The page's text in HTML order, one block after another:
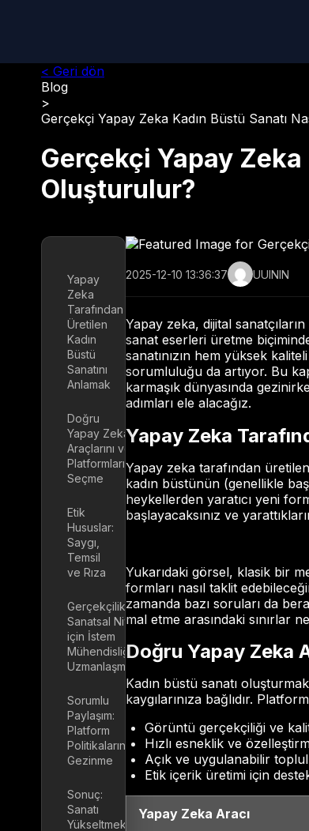
< Geri dön
Blog
>
Gerçekçi Yapay Zeka Kadın Büstü Sanatı
Gerçekçi Yapay Zeka
Oluşturulur?
Yapay
Zeka
Tarafından
Üretilen
Kadın
Büstü
Sanatını
Anlamak
Doğru
Yapay Zeka
Araçlarını ve
Platformlarını
Seçme
Etik
Hususlar:
Saygı,
Temsil
ve Rıza
Gerçekçilik ve
Sanatsal Niyet
için İstem
Mühendisliğinde
Uzmanlaşmak
Sorumlu
Paylaşım:
Platform
Politikalarında
Gezinme
Sonuç:
Sanatı
Yükseltmek,
2025-12-10 13:36:37 UUININ
Yapay zeka, dijital
sanat eserleri üretme
sanatınızın hem yüksek
sorumluluğu da artıyor. Bu
karmaşık dünyasında
adımları ele alacağız.
Yapay Zeka
Yapay zeka tarafından
kadın büstünün (genellikle
heykellerden yaratıcı yeni
başlayacaksınız ve
Yukarıdaki görsel, klasik bir
formları nasıl taklit
zamanda bazı soruları da
mal etme arasındaki sınırlar
Doğru Yapay Zeka
Kadın büstü sanatı
kaygılarınıza bağlıdır.
Görüntü gerçekçiliği ve
Hızlı esneklik ve
Açık ve uygulanabilir
Etik içerik üretimi için
Yapay Zeka Aracı